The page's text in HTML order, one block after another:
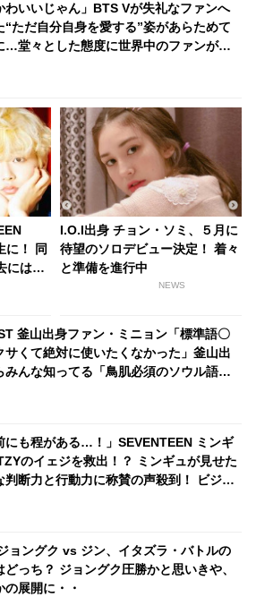
わいいじゃん」BTS Vが失礼なファンへ
“ただ自分自身を愛する”姿があらためて
…堂々とした態度に世界中のファンが感
から学ぶことがたくさんある」
に！ 同
には
加
I.O.I出身 チョン・ソミ、５月に
待望のソロデビュー決定！ 着々
と準備を進行中
NEWS
釜山出身ファン・ミニョン「標準語〇
サくて絶対に使いたくなかった」釜山出
みんな知ってる「鳥肌必須のソウル語」
にも程がある…！」SEVENTEEN ミンギ
のイェジを救出！？ ミンギュが見せた
判断力と行動力に称賛の声殺到！ ビジュ
負けない人柄の美しさを証明
ョングク vs ジン、イタズラ・バトルの
どっち？ ジョングク圧勝かと思いきや、
の展開に・・